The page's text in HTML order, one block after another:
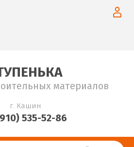
материалов
г. Кашин
535-52-86